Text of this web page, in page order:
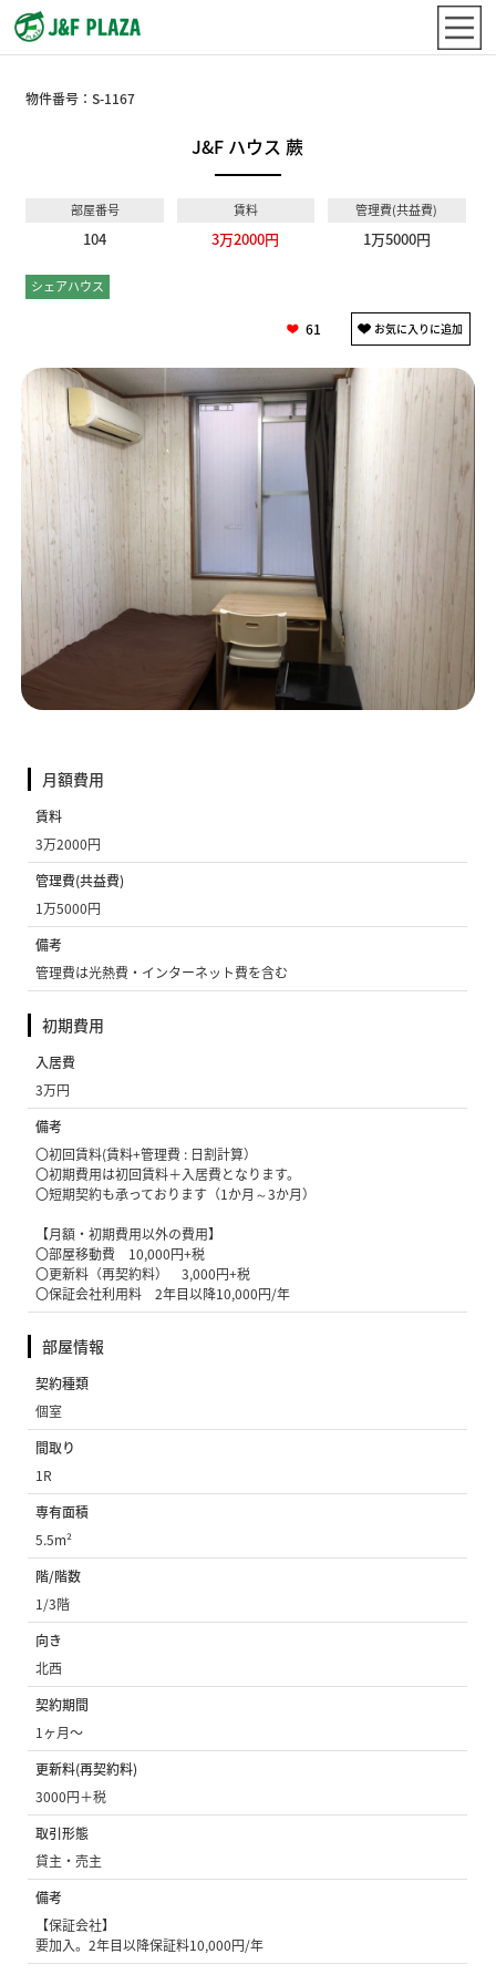
物件番号：S-1167
J&F ハウス 蕨
部屋番号
104
賃料
3万2000円
管理費(共益費)
1万5000円
シェアハウス
61
月額費用
賃料
3万2000円
管理費(共益費)
1万5000円
備考
管理費は光熱費・インターネット費を含む
初期費用
入居費
3万円
備考
〇初回賃料(賃料+管理費 : 日割計算）
〇初期費用は初回賃料＋入居費となります。
〇短期契約も承っております（1か月～3か月）
【月額・初期費用以外の費用】
〇部屋移動費 10,000円+税
〇更新料（再契約料） 3,000円+税
〇保証会社利用料 2年目以降10,000円/年
部屋情報
契約種類
個室
間取り
1R
専有面積
5.5m²
階/階数
1/3階
向き
北西
契約期間
1ヶ月〜
更新料(再契約料)
3000円＋税
取引形態
貸主・売主
備考
【保証会社】
要加入。2年目以降保証料10,000円/年